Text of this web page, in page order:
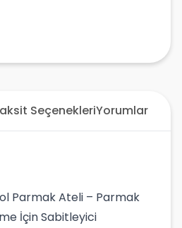
SeçenekleriYorumlar
Parmak Ateli – Parmak
İçin Sabitleyici